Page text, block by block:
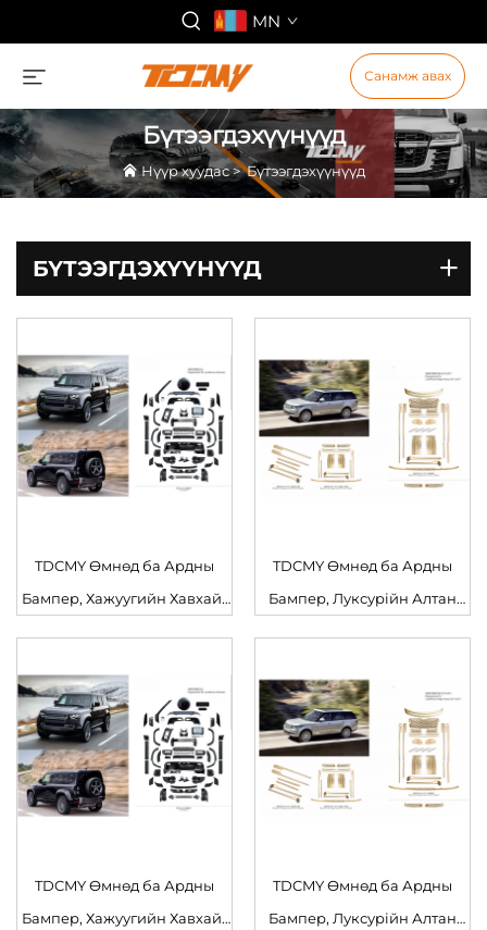
MN
Санамж авах
Бүтээгдэхүүнүүд
Нүүр хуудас>Бүтээгдэхүүнүүд
БҮТЭЭГДЭХҮҮНҮҮД
TDCMY Өмнөд ба Ардны
Бампер, Хажуугийн Хавхайг
Хар Бие Комплект Land
Rover-д
TDCMY Өмнөд ба Ардны
Бампер, Луксурійн Алтан
тохиромжтой
TDCMY Өмнөд ба Ардны
Бампер, Хажуугийн Хавхайг
TDCMY Өмнөд ба Ардны
Бампер, Луксурійн Алтан